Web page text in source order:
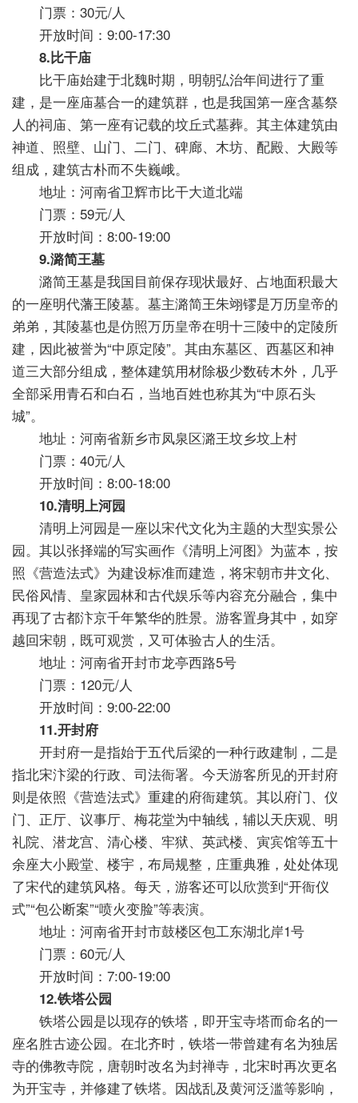
门票：30元/人
开放时间：9:00-17:30
8.比干庙
比干庙始建于北魏时期，明朝弘治年间进行了重
建，是一座庙墓合一的建筑群，也是我国第一座含墓祭
人的祠庙、第一座有记载的坟丘式墓葬。其主体建筑由
神道、照壁、山门、二门、碑廊、木坊、配殿、大殿等
组成，建筑古朴而不失巍峨。
地址：河南省卫辉市比干大道北端
门票：59元/人
开放时间：8:00-19:00
9.潞简王墓
潞简王墓是我国目前保存现状最好、占地面积最大
的一座明代藩王陵墓。墓主潞简王朱翊镠是万历皇帝的
弟弟，其陵墓也是仿照万历皇帝在明十三陵中的定陵所
建，因此被誉为“中原定陵”。其由东墓区、西墓区和神
道三大部分组成，整体建筑用材除极少数砖木外，几乎
全部采用青石和白石，当地百姓也称其为“中原石头
城”。
地址：河南省新乡市凤泉区潞王坟乡坟上村
门票：40元/人
开放时间：8:00-18:00
10.清明上河园
清明上河园是一座以宋代文化为主题的大型实景公
园。其以张择端的写实画作《清明上河图》为蓝本，按
照《营造法式》为建设标准而建造，将宋朝市井文化、
民俗风情、皇家园林和古代娱乐等内容充分融合，集中
再现了古都汴京千年繁华的胜景。游客置身其中，如穿
越回宋朝，既可观赏，又可体验古人的生活。
地址：河南省开封市龙亭西路5号
门票：120元/人
开放时间：9:00-22:00
11.开封府
开封府一是指始于五代后梁的一种行政建制，二是
指北宋汴梁的行政、司法衙署。今天游客所见的开封府
则是依照《营造法式》重建的府衙建筑。其以府门、仪
门、正厅、议事厅、梅花堂为中轴线，辅以天庆观、明
礼院、潜龙宫、清心楼、牢狱、英武楼、寅宾馆等五十
余座大小殿堂、楼宇，布局规整，庄重典雅，处处体现
了宋代的建筑风格。每天，游客还可以欣赏到“开衙仪
式”“包公断案”“喷火变脸”等表演。
地址：河南省开封市鼓楼区包工东湖北岸1号
门票：60元/人
开放时间：7:00-19:00
12.铁塔公园
铁塔公园是以现存的铁塔，即开宝寺塔而命名的一
座名胜古迹公园。在北齐时，铁塔一带曾建有名为独居
寺的佛教寺院，唐朝时改名为封禅寺，北宋时再次更名
为开宝寺，并修建了铁塔。因战乱及黄河泛滥等影响，